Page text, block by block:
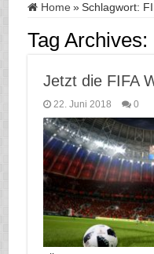
Home » Schlagwort:
Tag Archives:
Jetzt die FIFA
22. Juni 2018 0